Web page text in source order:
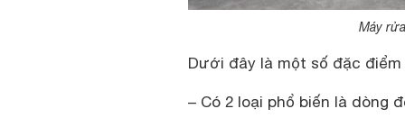
Máy
Dưới đây là một số đặc
– Có 2 loại phổ biến là dòng